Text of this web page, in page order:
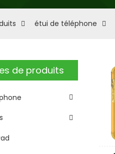
étui de téléphone
de produits